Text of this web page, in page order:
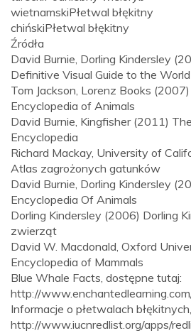
wietnamskiPłetwal błękitny
chińskiPłetwal błękitny
Źródła
David Burnie, Dorling Kindersley
Definitive Visual Guide to the
Tom Jackson, Lorenz Books
Encyclopedia of Animals
David Burnie, Kingfisher (2011)
Encyclopedia
Richard Mackay, University of
Atlas zagrożonych gatunków
David Burnie, Dorling Kindersley
Encyclopedia Of Animals
Dorling Kindersley (2006) Dorling
zwierząt
David W. Macdonald, Oxford
Encyclopedia of Mammals
Blue Whale Facts, dostępne tutaj:
http://
Informacje o płetwalach
http://www.iucnredlist.org/apps/